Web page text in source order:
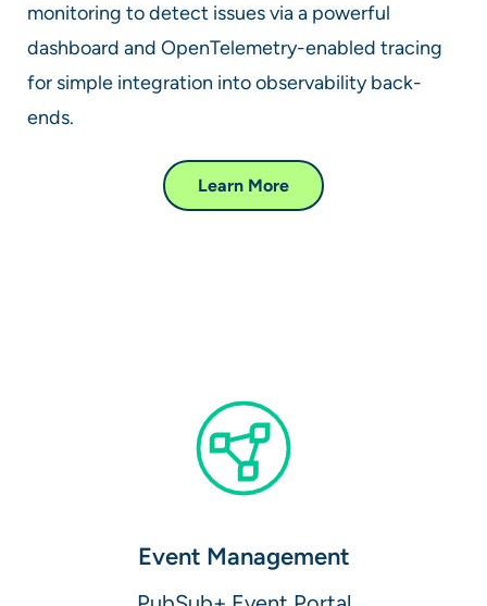
monitoring to detect issues via a powerful
dashboard and OpenTelemetry-enabled tracing
for simple integration into observability back-
ends.
Learn More
Event Management​